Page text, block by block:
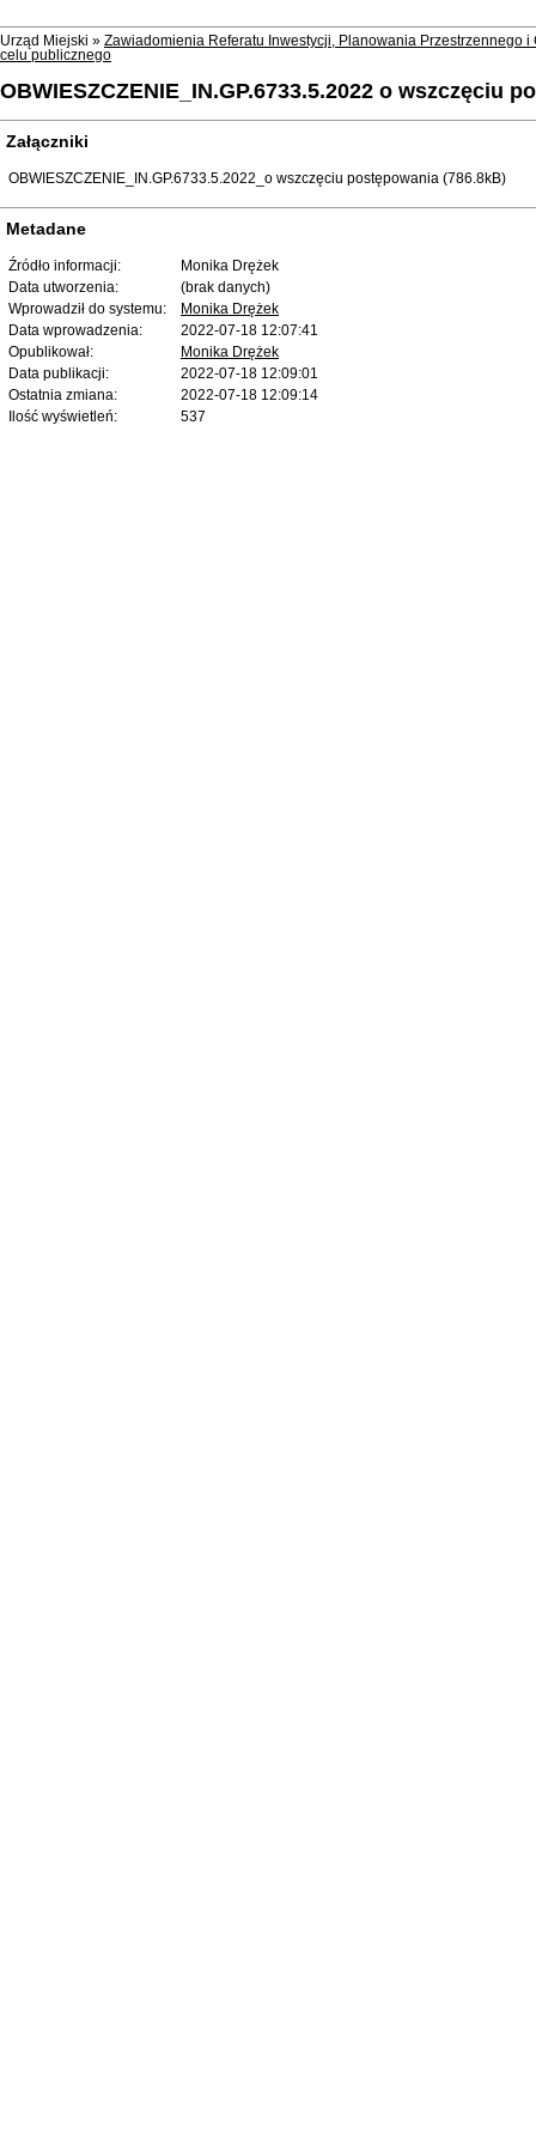
Urząd Miejski » Zawiadomienia Referatu Inwestycji, Planowania Przestrzennego
celu publicznego
OBWIESZCZENIE_IN.GP.6733.5.2022 o wszczęciu
Załączniki
OBWIESZCZENIE_IN.GP.6733.5.2022_o wszczęciu postępowania (786.8kB)
Metadane
Źródło informacji:
Monika Drężek
Data utworzenia:
(brak danych)
Wprowadził do systemu:
Monika Drężek
Data wprowadzenia:
2022-07-18 12:07:41
Opublikował:
Monika Drężek
Data publikacji:
2022-07-18 12:09:01
Ostatnia zmiana:
2022-07-18 12:09:14
Ilość wyświetleń:
537